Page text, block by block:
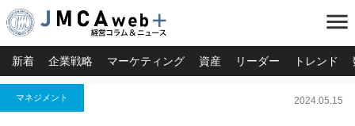
menu
新着 企業戦略 マーケティング 資産 リーダー トレンド
マネジメント 2024.05.15